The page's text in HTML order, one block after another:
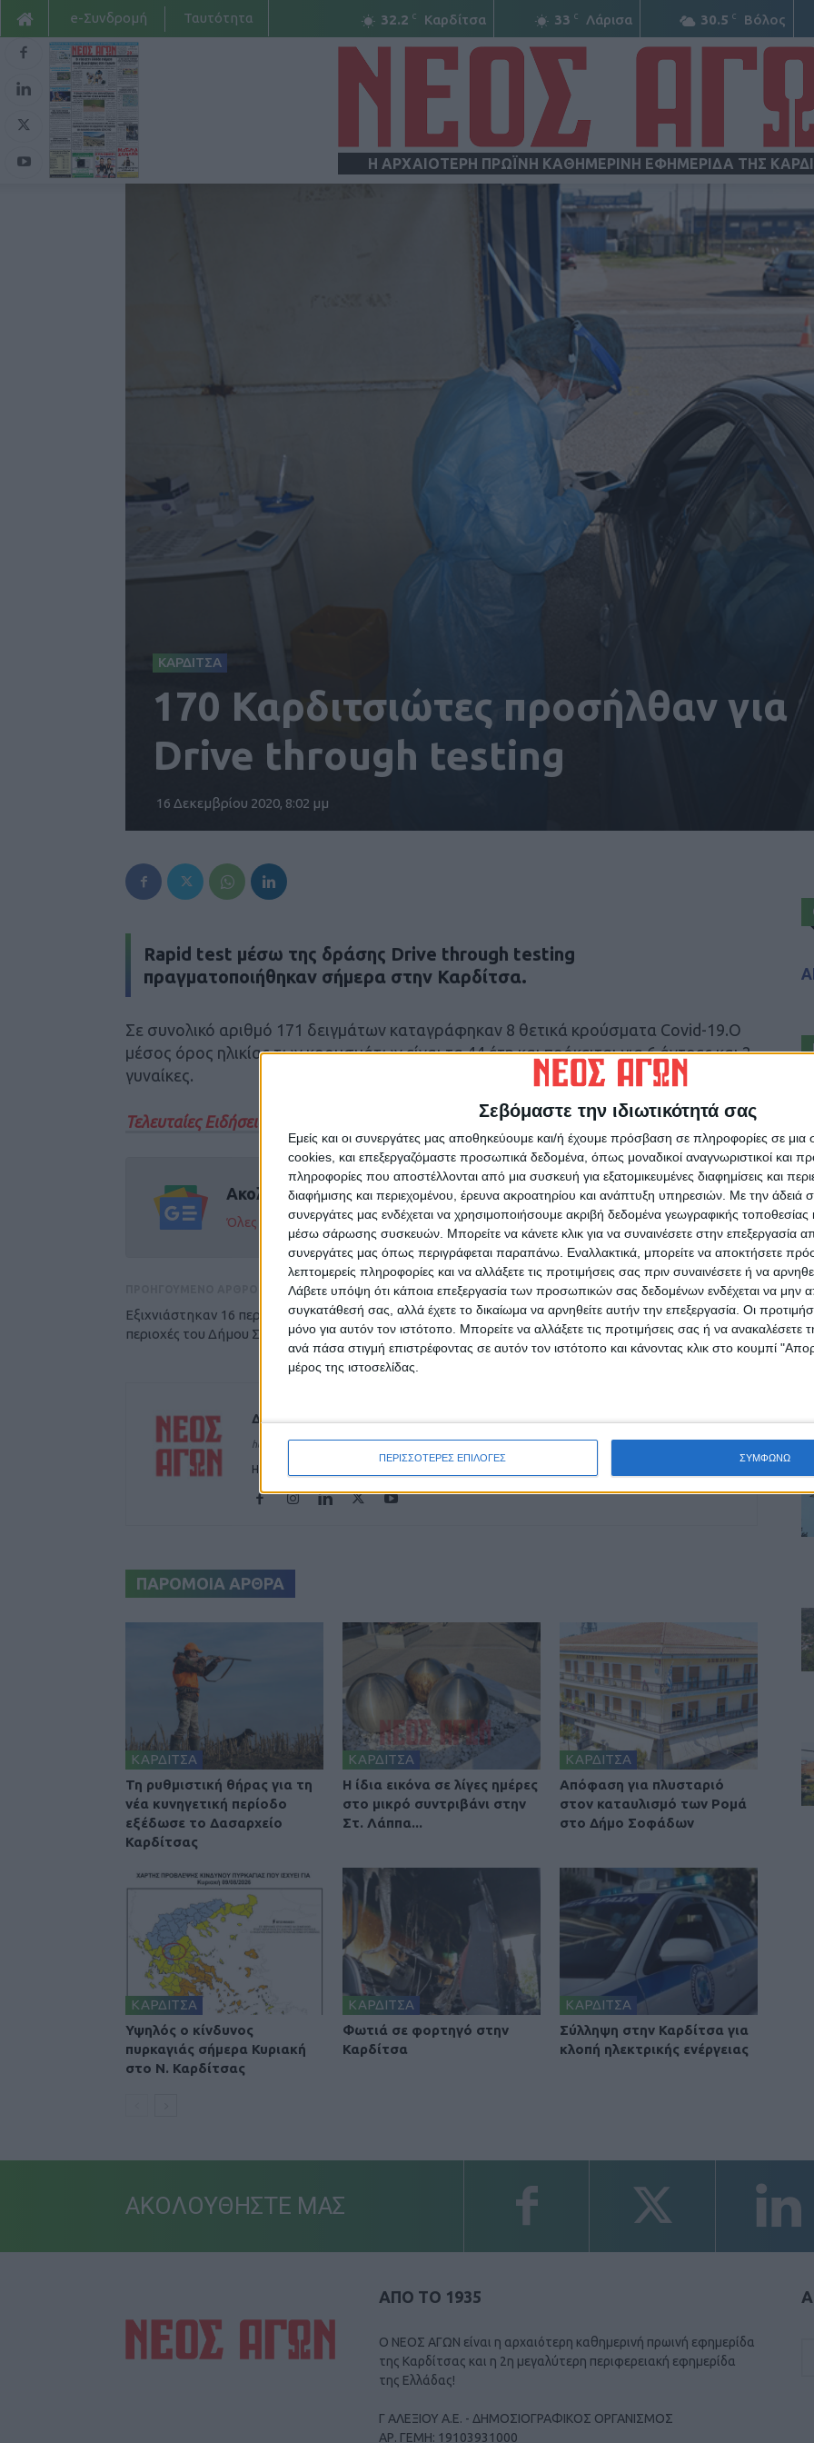
Σεβόμαστε την ιδιωτικότητά σας
Εμείς και οι συνεργάτες μας αποθηκεύουμε και/ή έχουμε πρόσβαση σε πληροφορίες σε
cookies, και επεξεργαζόμαστε προσωπικά δεδομένα, όπως μοναδικοί αναγνωριστικοί και
πληροφορίες που αποστέλλονται από μια συσκευή για εξατομικευμένες διαφημίσεις και
διαφήμισης και περιεχομένου, έρευνα ακροατηρίου και ανάπτυξη υπηρεσιών. Με την άδειά
συνεργάτες μας ενδέχεται να χρησιμοποιήσουμε ακριβή δεδομένα γεωγραφικής τοποθεσίας
μέσω σάρωσης συσκευών. Μπορείτε να κάνετε κλικ για να συναινέσετε στην επεξεργασία
συνεργάτες μας όπως περιγράφεται παραπάνω. Εναλλακτικά, μπορείτε να αποκτήσετε
λεπτομερείς πληροφορίες και να αλλάξετε τις προτιμήσεις σας πριν συναινέσετε ή να
Λάβετε υπόψη ότι κάποια επεξεργασία των προσωπικών σας δεδομένων ενδέχεται να μην
συγκατάθεσή σας, αλλά έχετε το δικαίωμα να αρνηθείτε αυτήν την επεξεργασία. Οι
μόνο για αυτόν τον ιστότοπο. Μπορείτε να αλλάξετε τις προτιμήσεις σας ή να ανακαλέσετε
ανά πάσα στιγμή επιστρέφοντας σε αυτόν τον ιστότοπο και κάνοντας κλικ στο κουμπί
μέρος της ιστοσελίδας.
ΠΕΡΙΣΣΟΤΕΡΕΣ ΕΠΙΛΟΓΕΣ ΣΥΜΦΩΝΩ
32.2 C Καρδίτσα 33 C Λάρισα 30.5 C Βόλος
e-Συνδρομή Ταυτότητα
Η ΑΡΧΑΙΟΤΕΡΗ ΠΡΩΪΝΗ ΚΑΘΗΜΕΡΙΝΗ ΕΦΗΜΕΡΙΔΑ ΤΗΣ
ΝΕΟΣ
ΚΑΡΔΙΤΣΑ
170 Καρδιτσιώτες προσήλθαν για
Drive through testing
16 Δεκεμβρίου 2020, 8:02 μμ
Rapid test μέσω της δράσης Drive through testing
πραγματοποιήθηκαν σήμερα στην Καρδίτσα.
Σε συνολικό αριθμό 171 δειγμάτων καταγράφηκαν 8 θετικά κρούσματα Covid-19.Ο
μέσος όρος ηλικίας των κρουσμάτων είναι τα 44 έτη και πρόκειται για 6 άντρες και 2
γυναίκες.
Τελευταίες Ειδήσεις Σήμερα
Ακολούθησε την εφημερίδα ΝΕΟΣ ΑΓΩΝ στο Google News!
Όλες οι εξελίξεις στην περιοχή της Καρδίτσας και ευρύτερα της Θεσσαλίας
Εξιχνιάστηκαν 16 περιπτώσεις κλοπών σε
περιοχές του Δήμου Σοφάδων
ΕΠΟΜΕΝΟ ΑΡΘΡΟ
Σε εξέλιξη έξι εργολαβίες στην πόλη και στις
Κοινότητες της Καρδίτσας
Δημοσιογραφική Ομάδα ΝΕΟΣ ΑΓΩΝ
https://neosagon.gr
Η Αρχαιότερη Καθημερινή Πρωινή Εφημερίδα της Καρδίτσας
ΠΑΡΟΜΟΙΑ ΑΡΘΡΑ
ΚΑΡΔΙΤΣΑ
Τη ρυθμιστική θήρας για τη
νέα κυνηγετική περίοδο
εξέδωσε το Δασαρχείο
Καρδίτσας
ΚΑΡΔΙΤΣΑ
Η ίδια εικόνα σε λίγες ημέρες
στο μικρό συντριβάνι στην
Στ. Λάππα...
ΚΑΡΔΙΤΣΑ
Απόφαση για πλυσταριό
στον καταυλισμό των Ρομά
στο Δήμο Σοφάδων
ΚΑΡΔΙΤΣΑ
Υψηλός ο κίνδυνος
πυρκαγιάς σήμερα Κυριακή
στο Ν. Καρδίτσας
ΚΑΡΔΙΤΣΑ
Φωτιά σε φορτηγό στην
Καρδίτσα
ΚΑΡΔΙΤΣΑ
Σύλληψη στην Καρδίτσα για
κλοπή ηλεκτρικής ενέργειας
ΑΚΟΛΟΥΘΗΣΤΕ ΜΑΣ
ΑΠΟ ΤΟ 1935
Ο ΝΕΟΣ ΑΓΩΝ είναι η αρχαιότερη καθημερινή πρωινή εφημερίδα
της Καρδίτσας και η 2η μεγαλύτερη περιφερειακή εφημερίδα
της Ελλάδας!
Γ ΑΛΕΞΙΟΥ Α.Ε. - ΔΗΜΟΣΙΟΓΡΑΦΙΚΟΣ ΟΡΓΑΝΙΣΜΟΣ
ΑΡ. ΓΕΜΗ: 19103931000